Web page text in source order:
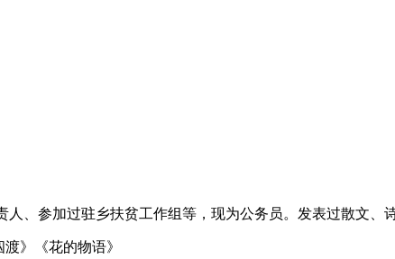
参加过驻乡扶贫工作组等，现为公务员。发表过散文、诗
》《花的物语》